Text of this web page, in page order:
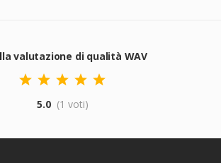
valutazione di qualità WAV
5.0 (1 voti)